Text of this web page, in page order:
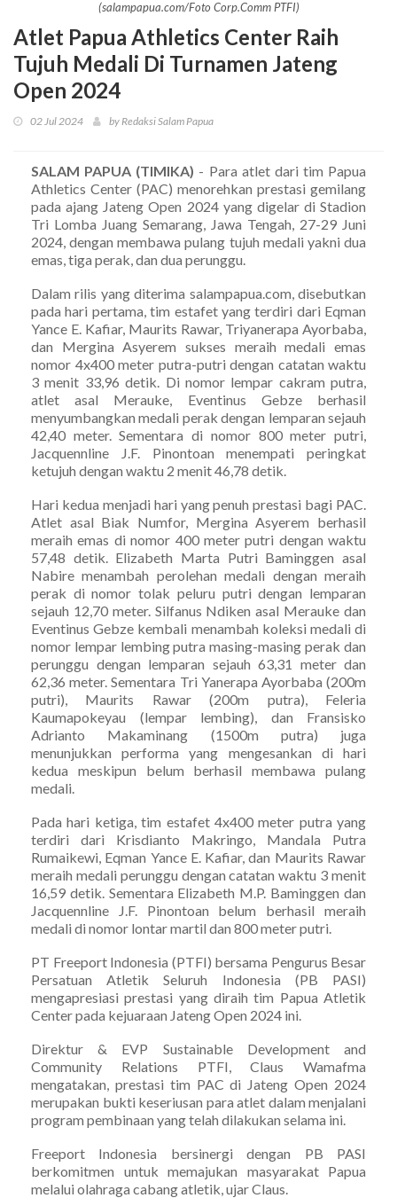
(salampapua.com/Foto Corp.Comm PTFI)
Atlet Papua Athletics Center Raih
Tujuh Medali Di Turnamen Jateng
Open 2024
02 Jul 2024 by Redaksi Salam Papua
SALAM PAPUA (TIMIKA) - Para atlet dari tim Papua
Athletics Center (PAC) menorehkan prestasi gemilang
pada ajang Jateng Open 2024 yang digelar di Stadion
Tri Lomba Juang Semarang, Jawa Tengah, 27-29 Juni
2024, dengan membawa pulang tujuh medali yakni dua
emas, tiga perak, dan dua perunggu.
Dalam rilis yang diterima salampapua.com, disebutkan
pada hari pertama, tim estafet yang terdiri dari Eqman
Yance E. Kafiar, Maurits Rawar, Triyanerapa Ayorbaba,
dan Mergina Asyerem sukses meraih medali emas
nomor 4x400 meter putra-putri dengan catatan waktu
3 menit 33,96 detik. Di nomor lempar cakram putra,
atlet asal Merauke, Eventinus Gebze berhasil
menyumbangkan medali perak dengan lemparan sejauh
42,40 meter. Sementara di nomor 800 meter putri,
Jacquennline J.F. Pinontoan menempati peringkat
ketujuh dengan waktu 2 menit 46,78 detik.
Hari kedua menjadi hari yang penuh prestasi bagi PAC.
Atlet asal Biak Numfor, Mergina Asyerem berhasil
meraih emas di nomor 400 meter putri dengan waktu
57,48 detik. Elizabeth Marta Putri Baminggen asal
Nabire menambah perolehan medali dengan meraih
perak di nomor tolak peluru putri dengan lemparan
sejauh 12,70 meter. Silfanus Ndiken asal Merauke dan
Eventinus Gebze kembali menambah koleksi medali di
nomor lempar lembing putra masing-masing perak dan
perunggu dengan lemparan sejauh 63,31 meter dan
62,36 meter. Sementara Tri Yanerapa Ayorbaba (200m
putri), Maurits Rawar (200m putra), Feleria
Kaumapokeyau (lempar lembing), dan Fransisko
Adrianto Makaminang (1500m putra) juga
menunjukkan performa yang mengesankan di hari
kedua meskipun belum berhasil membawa pulang
medali.
Pada hari ketiga, tim estafet 4x400 meter putra yang
terdiri dari Krisdianto Makringo, Mandala Putra
Rumaikewi, Eqman Yance E. Kafiar, dan Maurits Rawar
meraih medali perunggu dengan catatan waktu 3 menit
16,59 detik. Sementara Elizabeth M.P. Baminggen dan
Jacquennline J.F. Pinontoan belum berhasil meraih
medali di nomor lontar martil dan 800 meter putri.
PT Freeport Indonesia (PTFI) bersama Pengurus Besar
Persatuan Atletik Seluruh Indonesia (PB PASI)
mengapresiasi prestasi yang diraih tim Papua Atletik
Center pada kejuaraan Jateng Open 2024 ini.
Direktur & EVP Sustainable Development and
Community Relations PTFI, Claus Wamafma
mengatakan, prestasi tim PAC di Jateng Open 2024
merupakan bukti keseriusan para atlet dalam menjalani
program pembinaan yang telah dilakukan selama ini.
Freeport Indonesia bersinergi dengan PB PASI
berkomitmen untuk memajukan masyarakat Papua
melalui olahraga cabang atletik, ujar Claus.